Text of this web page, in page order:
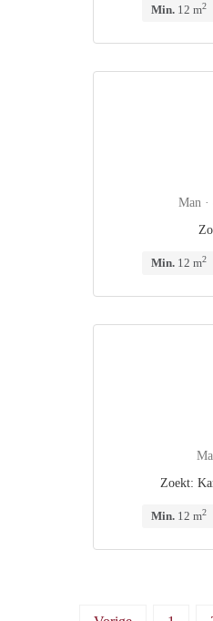
Min.12 m2
Man ·
Min.12 m2
Zoekt:
Min.12 m2